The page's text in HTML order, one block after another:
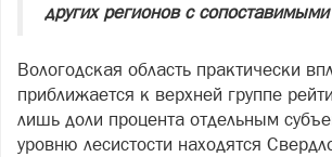
других регионов с
Вологодская область практически
приближается к верхней группе
лишь доли процента отдельным
уровню лесистости находятся